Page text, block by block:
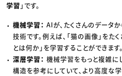
学習 」です。
機械学習： AIが、たくさんのデータ
技術です。例えば、「猫の画像」をた
とは何か」を学習することができます。
深層学習： 機械学習をもっと複雑に
構造を参考にしていて、より高度な